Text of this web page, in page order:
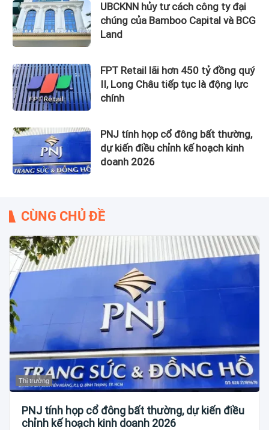
UBCKNN hủy tư cách công ty đại
chúng của Bamboo Capital và BCG
Land
FPT Retail lãi hơn 450 tỷ đồng quý
II, Long Châu tiếp tục là động lực
chính
PNJ tính họp cổ đông bất thường,
dự kiến điều chỉnh kế hoạch kinh
doanh 2026
CÙNG CHỦ ĐỀ
Thị trường
PNJ tính họp cổ đông bất thường, dự kiến điều
chỉnh kế hoạch kinh doanh 2026